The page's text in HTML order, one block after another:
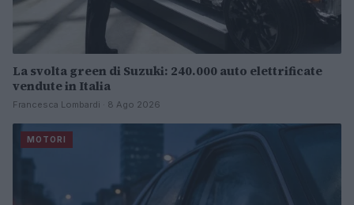
La svolta green di Suzuki: 240.000 auto elettrificate
vendute in Italia
Francesca Lombardi · 8 Ago 2026
MOTORI